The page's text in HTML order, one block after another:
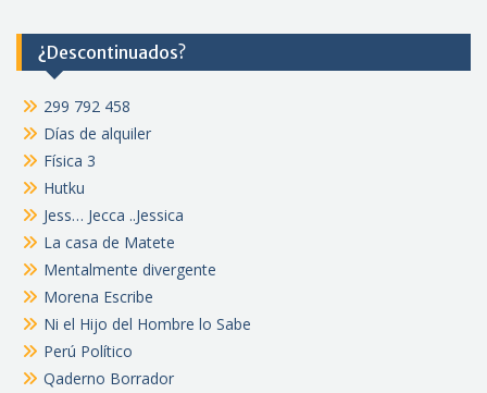
¿Descontinuados?
299 792 458
Días de alquiler
Física 3
Hutku
Jess… Jecca ..Jessica
La casa de Matete
Mentalmente divergente
Morena Escribe
Ni el Hijo del Hombre lo Sabe
Perú Político
Qaderno Borrador